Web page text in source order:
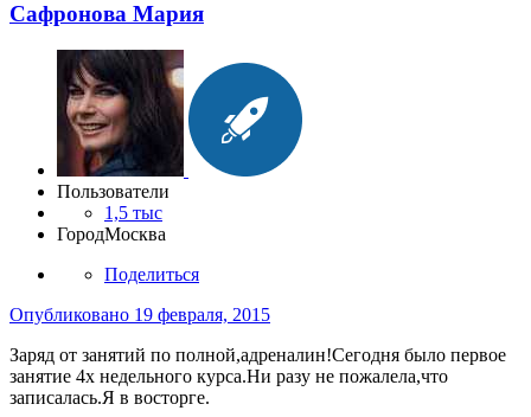
Сафронова Мария
Пользователи
1,5 тыс
ГородМосква
Поделиться
Опубликовано 19 февраля, 2015
Заряд от занятий по полной,адреналин!Сегодня было первое
занятие 4х недельного курса.Ни разу не пожалела,что
записалась.Я в восторге.